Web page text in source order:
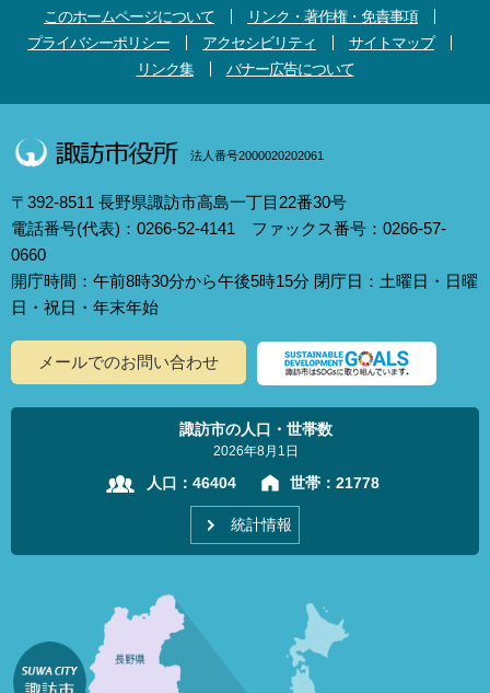
このホームページについて
リンク・著作権・免責事項
プライバシーポリシー
アクセシビリティ
サイトマップ
リンク集
バナー広告について
法人番号2000020202061
〒392-8511 長野県諏訪市高島一丁目22番30号
電話番号(代表)：0266-52-4141 ファックス番号：0266-57-
0660
開庁時間：午前8時30分から午後5時15分 閉庁日：土曜日・日曜
日・祝日・年末年始
メールでのお問い合わせ
諏訪市の人口・世帯数
2026年8月1日
人口： 46404 世帯： 21778
統計情報